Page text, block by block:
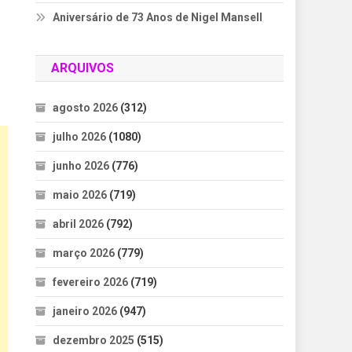
Aniversário de 73 Anos de Nigel Mansell
ARQUIVOS
agosto 2026 (312)
julho 2026 (1080)
junho 2026 (776)
maio 2026 (719)
abril 2026 (792)
março 2026 (779)
fevereiro 2026 (719)
janeiro 2026 (947)
dezembro 2025 (515)